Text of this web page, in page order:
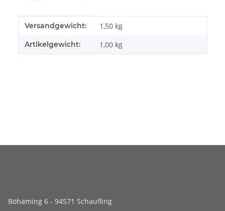
Produkteigenschaft
Wert
Versandgewicht: 1,50 kg
Artikelgewicht: 1,00 kg
Böhaming 6 - 94571 Schaufling